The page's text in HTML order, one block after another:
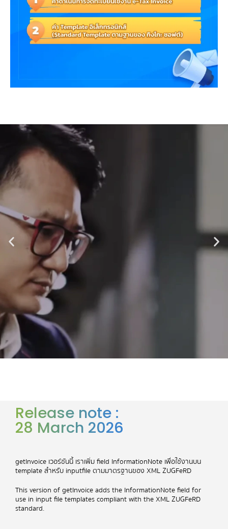
คุณ บอม ภาณุ
นิท จำกัด
Release note :
28 March 2026
getInvoice เวอร์ชันนี้ เราเพิ่มfield InformationNote เพื่อใช้งานบน
templateสำหรับ inputfileตามมาตรฐานของ XML ZUGFeRD
This version of getInvoice adds the InformationNote field for
use in input file templates compliant with the XML ZUGFeRD
standard.